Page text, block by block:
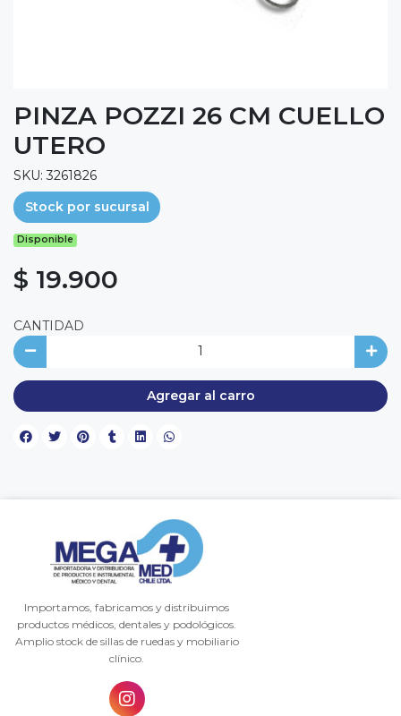
PINZA POZZI 26 CM CUELLO
UTERO
SKU: 3261826
Stock por sucursal
Disponible
$ 19.900
CANTIDAD
Agregar al carro
Importamos, fabricamos y distribuimos
productos médicos, dentales y podológicos.
Amplio stock de sillas de ruedas y mobiliario
clínico.